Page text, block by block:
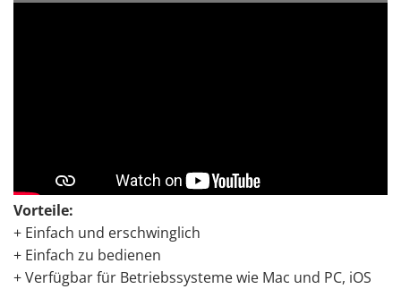
Vorteile:
+ Einfach und erschwinglich
+ Einfach zu bedienen
+ Verfügbar für Betriebssysteme wie Mac und PC, iOS